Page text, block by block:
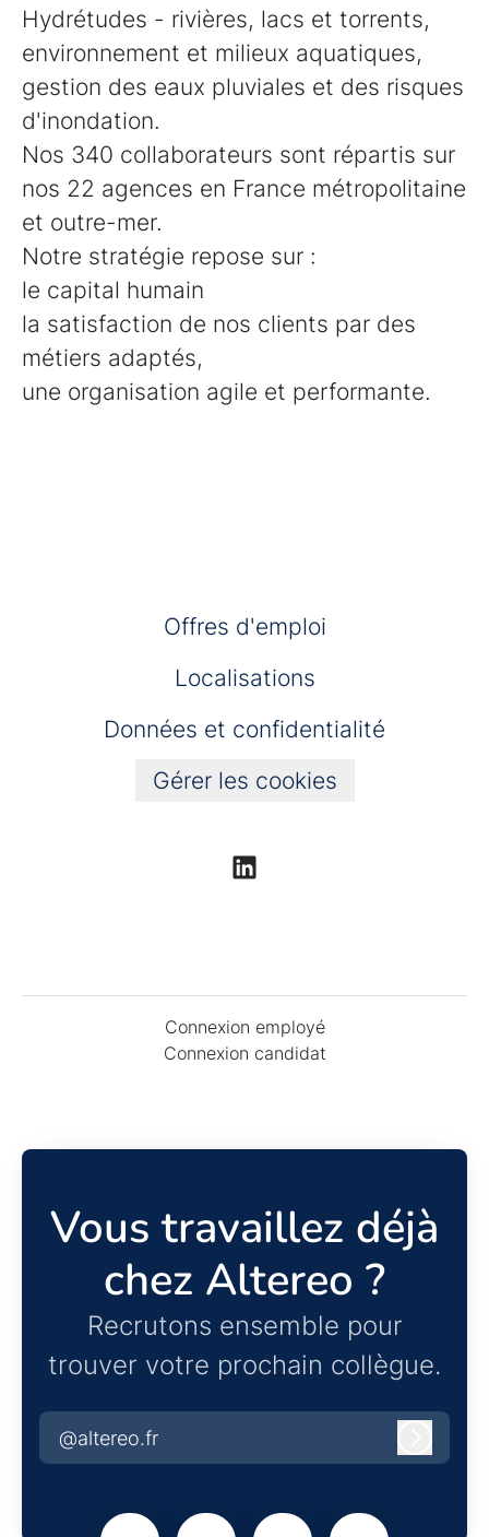
Hydrétudes - rivières, lacs et torrents,
environnement et milieux aquatiques,
gestion des eaux pluviales et des risques
d'inondation.
Nos 340 collaborateurs sont répartis sur
nos 22 agences en France métropolitaine
et outre-mer.
Notre stratégie repose sur :
le capital humain
la satisfaction de nos clients par des
métiers adaptés,
une organisation agile et performante.
Offres d'emploi
Localisations
Données et confidentialité
Gérer les cookies
Connexion employé
Connexion candidat
Vous travaillez déjà
chez Altereo ?
Recrutons ensemble pour
trouver votre prochain collègue.
@altereo.fr